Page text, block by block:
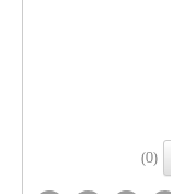
(0)